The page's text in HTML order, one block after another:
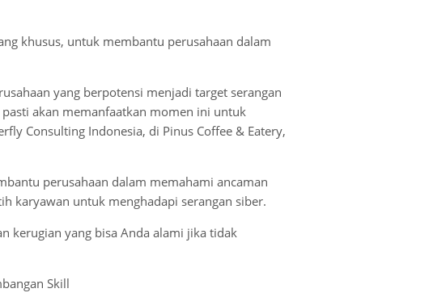
khusus, untuk membantu perusahaan dalam
yang berpotensi menjadi target serangan
akan memanfaatkan momen ini untuk
Consulting Indonesia, di Pinus Coffee & Eatery,
perusahaan dalam memahami ancaman
karyawan untuk menghadapi serangan siber.
kerugian yang bisa Anda alami jika tidak
Skill